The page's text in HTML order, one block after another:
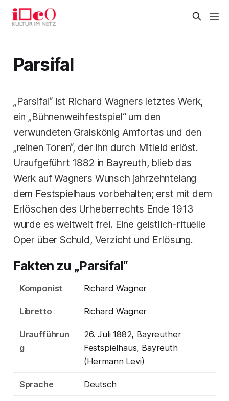
Parsifal
„Parsifal“ ist Richard Wagners letztes Werk,
ein „Bühnenweihfestspiel“ um den
verwundeten Gralskönig Amfortas und den
„reinen Toren“, der ihn durch Mitleid erlöst.
Uraufgeführt 1882 in Bayreuth, blieb das
Werk auf Wagners Wunsch jahrzehntelang
dem Festspielhaus vorbehalten; erst mit dem
Erlöschen des Urheberrechts Ende 1913
wurde es weltweit frei. Eine geistlich-rituelle
Oper über Schuld, Verzicht und Erlösung.
Fakten zu „Parsifal“
Komponist Richard Wagner
Libretto Richard Wagner
Uraufführun
g
26. Juli 1882, Bayreuther
Festspielhaus, Bayreuth
(Hermann Levi)
Sprache Deutsch